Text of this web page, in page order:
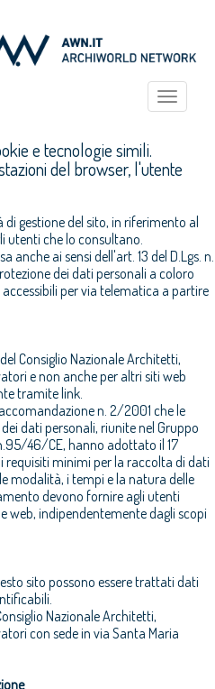
Toggle
e tecnologie simili.
del browser, l'utente
gestione del sito, in riferimento al
che lo consultano.
ai sensi dell'art. 13 del D.Lgs. n.
dei dati personali a coloro
per via telematica a partire
Consiglio Nazionale Architetti,
e non anche per altri siti web
tramite link.
n. 2/2001 che le
dati personali, riunite nel Gruppo
46/CE, hanno adottato il 17
requisiti minimi per la raccolta di dati
modalità, i tempi e la natura delle
devono fornire agli utenti
web, indipendentemente dagli scopi
sito possono essere trattati dati
Nazionale Architetti,
con sede in via Santa Maria